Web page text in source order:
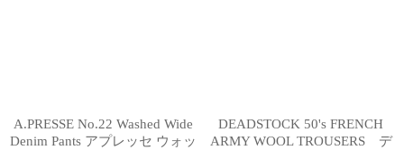
A.PRESSE No.22 Washed Wide
Denim Pants アプレッセ ウォッ
DEADSTOCK 50's FRENCH
ARMY WOOL TROUSERS デ